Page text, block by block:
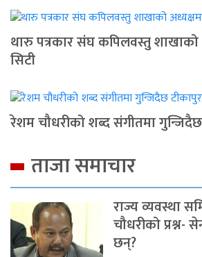
थारु पत्रकार संघ कपिलवस्तु शाखाको
सिटी
रेशम चौधरीको शब्द संगीतमा
ताजा समाचार
राज्य व्यवस्था
चौधरीको प्रश्न-
छन्?